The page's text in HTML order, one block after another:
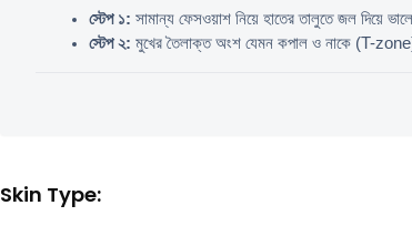
স্টেপ ১: সামান্য ফেসওয়াশ নিয়ে হাতের তালুতে জল দিয়ে
স্টেপ ২: মুখের তৈলাক্ত অংশ যেমন কপাল ও নাকে (T-
Skin Type: